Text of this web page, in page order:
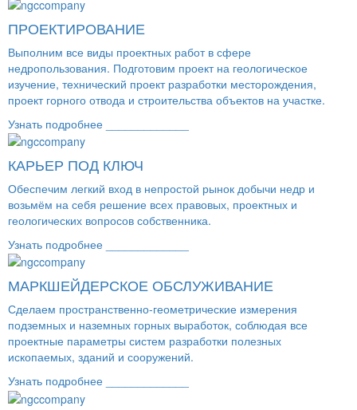
ПРОЕКТИРОВАНИЕ
Выполним все виды проектных работ в сфере
недропользования. Подготовим проект на геологическое
изучение, технический проект разработки месторождения,
проект горного отвода и строительства объектов на участке.
Узнать подробнее _____________
КАРЬЕР ПОД КЛЮЧ
Обеспечим легкий вход в непростой рынок добычи недр и
возьмём на себя решение всех правовых, проектных и
геологических вопросов собственника.
Узнать подробнее _____________
МАРКШЕЙДЕРСКОЕ ОБСЛУЖИВАНИЕ
Сделаем пространственно-геометрические измерения
подземных и наземных горных выработок, соблюдая все
проектные параметры систем разработки полезных
ископаемых, зданий и сооружений.
Узнать подробнее _____________